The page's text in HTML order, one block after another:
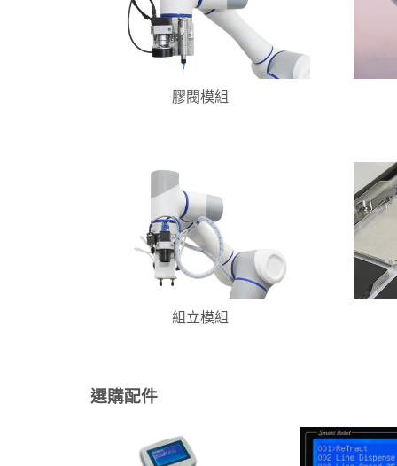
膠閥模組
組立模組
選購配件